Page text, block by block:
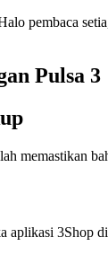
pembaca
Pulsa 3
memastikan
aplikasi 3Shop